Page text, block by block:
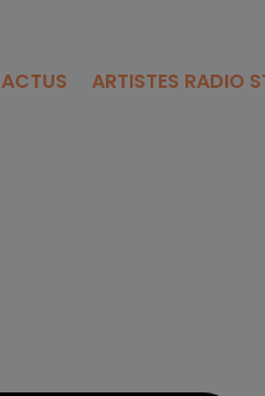
ACTUS ARTISTES RADIO